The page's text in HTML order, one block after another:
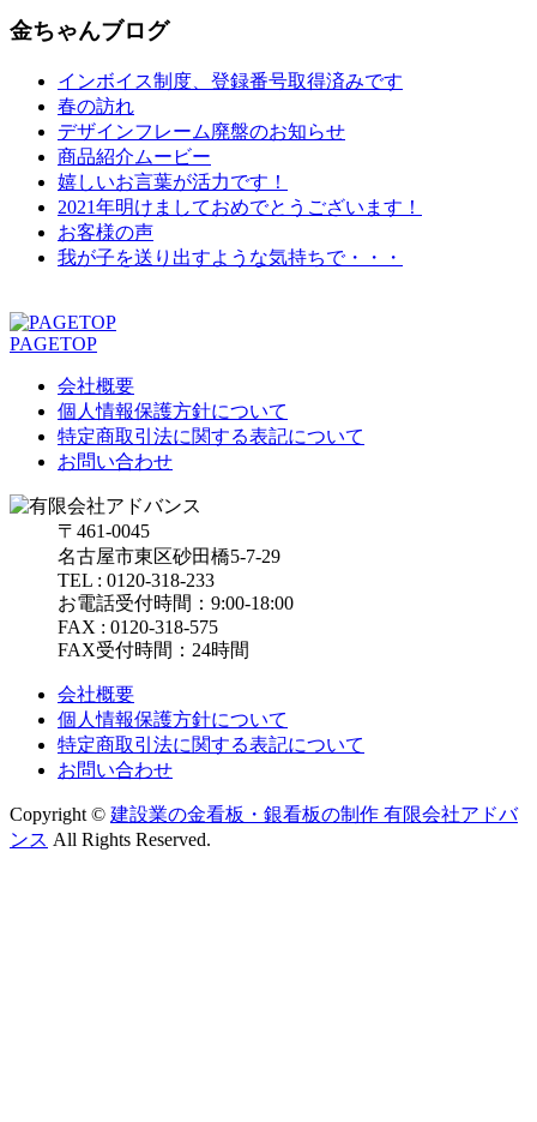
金ちゃんブログ
インボイス制度、登録番号取得済みです
春の訪れ
デザインフレーム廃盤のお知らせ
商品紹介ムービー
嬉しいお言葉が活力です！
2021年明けましておめでとうございます！
お客様の声
我が子を送り出すような気持ちで・・・
PAGETOP
会社概要
個人情報保護方針について
特定商取引法に関する表記について
お問い合わせ
〒461-0045
名古屋市東区砂田橋5-7-29
TEL : 0120-318-233
お電話受付時間：9:00-18:00
FAX : 0120-318-575
FAX受付時間：24時間
会社概要
個人情報保護方針について
特定商取引法に関する表記について
お問い合わせ
Copyright © 建設業の金看板・銀看板の制作 有限会社アドバ
ンス All Rights Reserved.